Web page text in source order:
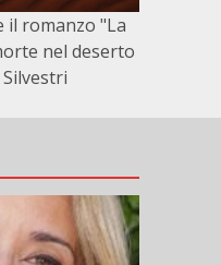
il romanzo "La
nel deserto